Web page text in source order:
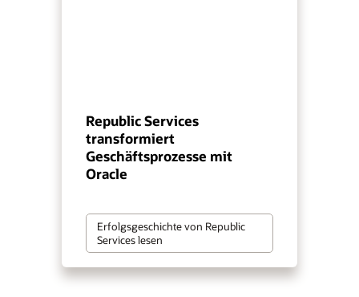
Republic Services
transformiert
Geschäftsprozesse mit
Oracle
Erfolgsgeschichte von Republic
Services lesen